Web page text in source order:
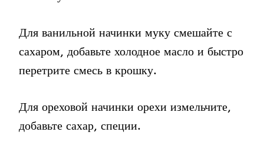
Для ванильной начинки муку смешайте с
сахаром, добавьте холодное масло и быстро
перетрите смесь в крошку.
Для ореховой начинки орехи измельчите,
добавьте сахар, специи.